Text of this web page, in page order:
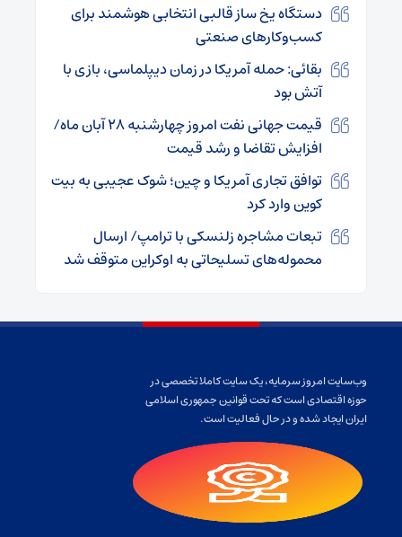
دستگاه یخ ساز قالبی انتخابی هوشمند برای
کسب‌وکارهای صنعتی
بقائی: حمله آمریکا در زمان دیپلماسی، بازی با
آتش بود
قیمت جهانی نفت امروز چهارشنبه ۲۸ آبان ماه/
افزایش تقاضا و رشد قیمت
توافق تجاری آمریکا و چین؛ شوک عجیبی به بیت
کوین وارد کرد
تبعات مشاجره زلنسکی با ترامپ/ ارسال
محموله‌های تسلیحاتی به اوکراین متوقف شد
وب‌سایت امروز سرمایه، یک سایت کاملا تخصصی در
حوزه اقتصادی است که تحت قوانین جمهوری اسلامی
ایران ایجاد شده و در حال فعالیت است.